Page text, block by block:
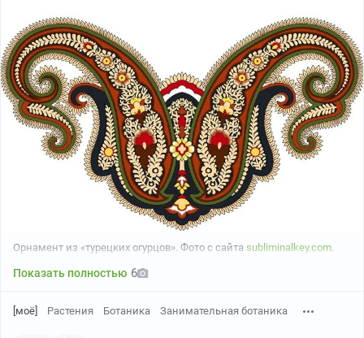
Орнамент из «турецких огурцов». Фото с сайта subliminalkey.com.
Показать полностью 6
[моё] Растения Ботаника Занимательная ботаника